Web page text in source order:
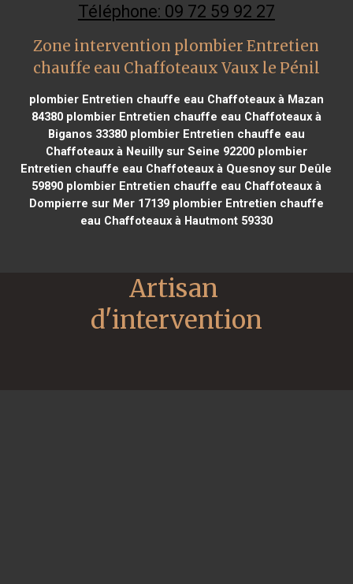
Téléphone: 09 72 59 92 27
Zone intervention plombier Entretien
chauffe eau Chaffoteaux Vaux le Pénil
plombier Entretien chauffe eau Chaffoteaux à Mazan
84380plombier Entretien chauffe eau Chaffoteaux à
Biganos 33380plombier Entretien chauffe eau
Chaffoteaux à Neuilly sur Seine 92200plombier
Entretien chauffe eau Chaffoteaux à Quesnoy sur Deûle
59890plombier Entretien chauffe eau Chaffoteaux à
Dompierre sur Mer 17139plombier Entretien chauffe
eau Chaffoteaux à Hautmont 59330
Artisan
d'intervention